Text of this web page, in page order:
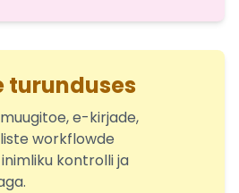
turunduses
e-kirjade,
workflowde
kontrolli ja